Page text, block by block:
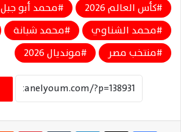
كأس العالم 2026
محمد أبو جبل
محمد الشناوي
محمد شبانة
منتخب مصر
مونديال 2026